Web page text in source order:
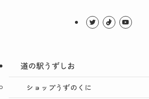
道の駅うずしお
ショップうずのくに